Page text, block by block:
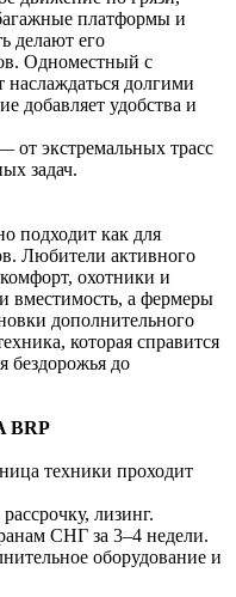
платформы и
делают его
Одноместный с
долгими
добавляет удобства и
экстремальных трасс
задач.
подходит как для
Любители активного
охотники и
а фермеры
дополнительного
которая справится
бездорожья до
BRP
техники проходит
лизинг.
СНГ за 3–4 недели.
оборудование и